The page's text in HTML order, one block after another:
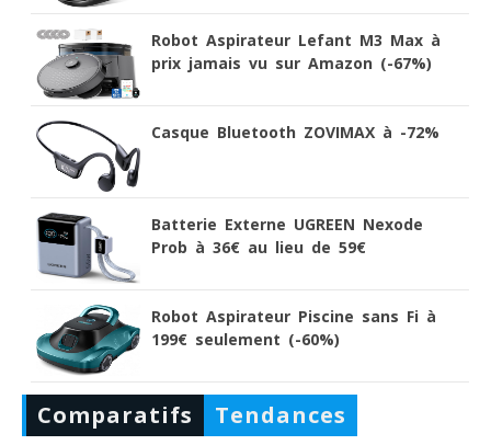
Robot Aspirateur Lefant M3 Max à
prix jamais vu sur Amazon (-67%)
Casque Bluetooth ZOVIMAX à -72%
Batterie Externe UGREEN Nexode
Prob à 36€ au lieu de 59€
Robot Aspirateur Piscine sans Fi à
199€ seulement (-60%)
Comparatifs Tendances